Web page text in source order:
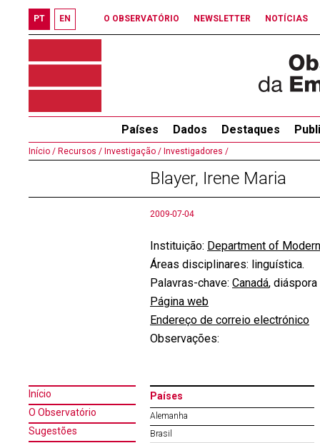
PT EN O OBSERVATÓRIO NEWSLETTER NOTÍCIAS
Países Dados Destaques
Início / Recursos / Investigação / Investigadores /
Blayer, Irene Maria
2009-07-04
Instituição: Department of
Áreas disciplinares: linguística.
Palavras-chave: Canadá,
Página web
Endereço de correio electrónico
Observações:
Início
O Observatório
Sugestões
Países
Alemanha
Brasil